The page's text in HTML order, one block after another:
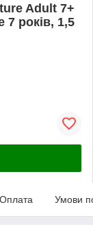
Adult 7+
7 років, 1,5
Оплата Умови